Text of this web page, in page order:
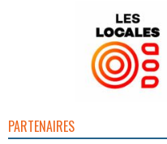
PARTENAIRES